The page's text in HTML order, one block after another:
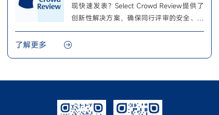
现快速发表？Select Crowd Review提供了
创新性解决方案，确保同行评审的安全、快
速与公正。
了解更多